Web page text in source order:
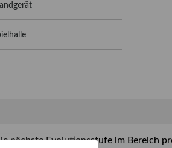
nächste Evolutionsstufe im Bereich